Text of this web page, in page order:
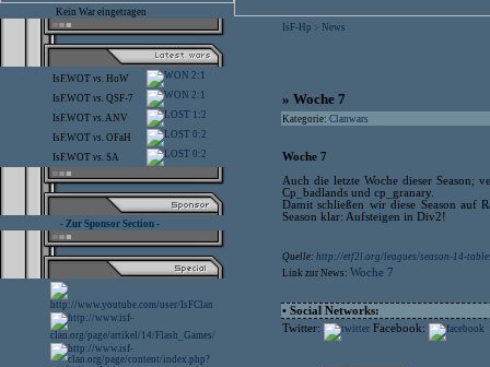
Kein War eingetragen
IsF.WOT vs. HoW 2:1
IsF.WOT vs. QSF-7 2:1
IsF.WOT vs.ANV 1:2
IsF.WOT vs. OFaH 0:2
IsF.WOT vs. SA 0:2
- Zur Sponsor Section -
IsF-Hp > News
» Woche 7
Kategorie: Clanwars
Woche 7
Auch die letzte Woche dieser Season;
Cp_badlands und cp_granary.
Damit schließen wir diese Season auf
Season klar: Aufsteigen in Div2!
Quelle: http://etf2l.org/leagues/season-14-
Link zur News: Woche 7
• Social Networks:
Twitter:
Facebook: